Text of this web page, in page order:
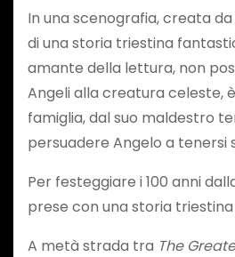
In una scenografia, creata
di una storia triestina
amante della lettura, non
Angeli alla creatura celeste,
famiglia, dal suo maldestro
persuadere Angelo a
Per festeggiare i 100 anni
prese con una storia
A metà strada tra The